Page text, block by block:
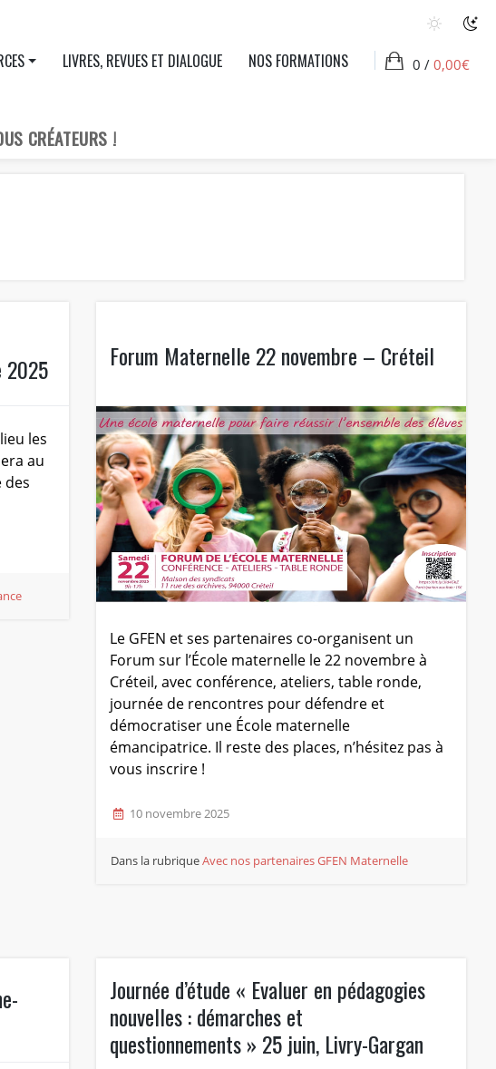
CRÉATEURS !
LIVRES, REVUES ET DIALOGUE NOS FORMATIONS 0 / 0,00€
2025
les
au
des
Forum Maternelle 22 novembre – Créteil
Le GFEN et ses partenaires co-organisent un
Forum sur l’École maternelle le 22 novembre à
Créteil, avec conférence, ateliers, table ronde,
journée de rencontres pour défendre et
démocratiser une École maternelle
émancipatrice. Il reste des places, n’hésitez pas à
vous inscrire !
10 novembre 2025
Dans la rubriqueAvec nos partenairesGFEN Maternelle
Journée d’étude « Evaluer en pédagogies
nouvelles : démarches et
questionnements » 25 juin, Livry-Gargan